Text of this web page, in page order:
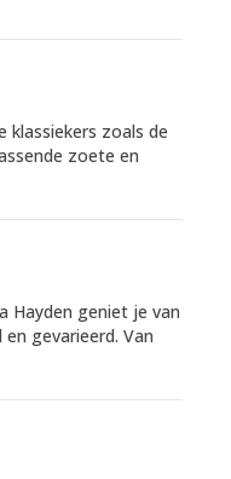
klassiekers zoals de
zoete en
Hayden geniet je van
gevarieerd. Van